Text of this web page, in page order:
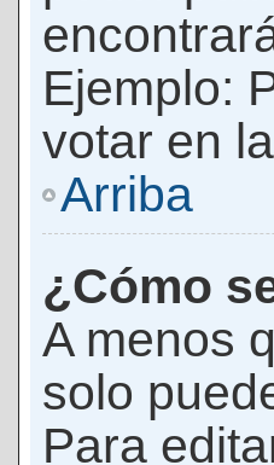
Ejemplo:
votar en
Arriba
¿Cómo
A menos
solo
Para